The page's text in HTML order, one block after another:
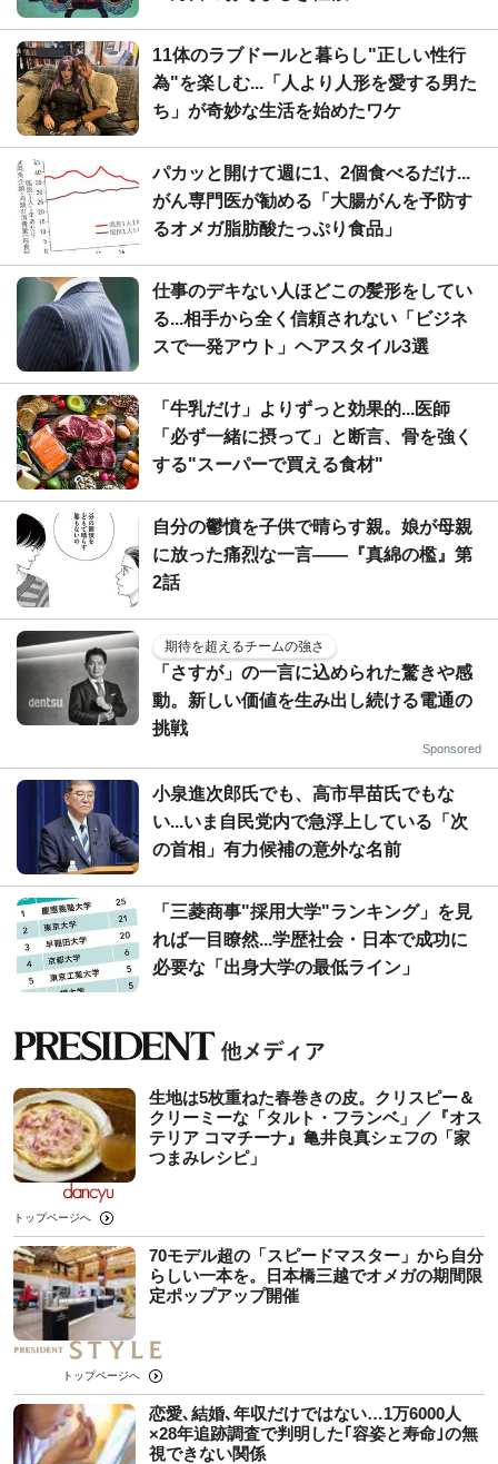
11体のラブドールと暮らし"正しい性行
為"を楽しむ...「人より人形を愛する男た
ち」が奇妙な生活を始めたワケ
パカッと開けて週に1、2個食べるだけ...
がん専門医が勧める「大腸がんを予防す
るオメガ脂肪酸たっぷり食品」
仕事のデキない人ほどこの髪形をしてい
る...相手から全く信頼されない「ビジネ
スで一発アウト」ヘアスタイル3選
「牛乳だけ」よりずっと効果的...医師
「必ず一緒に摂って」と断言、骨を強く
する"スーパーで買える食材"
自分の鬱憤を子供で晴らす親。娘が母親
に放った痛烈な一言――『真綿の檻』第
2話
期待を超えるチームの強さ
「さすが」の一言に込められた驚きや感
動。新しい価値を生み出し続ける電通の
挑戦
Sponsored
小泉進次郎氏でも、高市早苗氏でもな
い...いま自民党内で急浮上している「次
の首相」有力候補の意外な名前
「三菱商事"採用大学"ランキング」を見
れば一目瞭然...学歴社会・日本で成功に
必要な「出身大学の最低ライン」
生地は5枚重ねた春巻きの皮。クリスピー＆
クリーミーな「タルト・フランベ」／『オス
テリア コマチーナ』亀井良真シェフの「家
つまみレシピ」
トップページへ
70モデル超の「スピードマスター」から自分
らしい一本を。日本橋三越でオメガの期間限
定ポップアップ開催
トップページへ
恋愛､結婚､年収だけではない…1万6000人
×28年追跡調査で判明した｢容姿と寿命｣の無
視できない関係